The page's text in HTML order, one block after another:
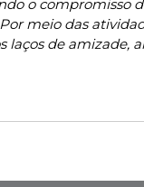
o compromisso
meio das
laços de amizade,